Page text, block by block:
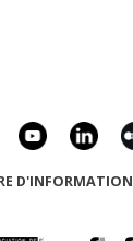
D'INFORMATION